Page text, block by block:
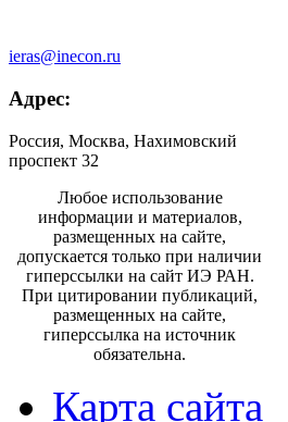
ieras@inecon.ru
Адрес:
Россия, Москва, Нахимовский
проспект 32
Любое использование
информации и материалов,
размещенных на сайте,
допускается только при наличии
гиперссылки на сайт ИЭ РАН.
При цитировании публикаций,
размещенных на сайте,
гиперссылка на источник
обязательна.
Карта сайта